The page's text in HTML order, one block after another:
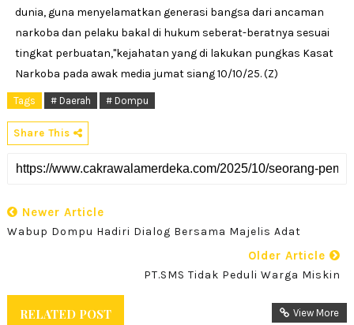
dunia, guna menyelamatkan generasi bangsa dari ancaman
narkoba dan pelaku bakal di hukum seberat-beratnya sesuai
tingkat perbuatan,"kejahatan yang di lakukan pungkas Kasat
Narkoba pada awak media jumat siang 10/10/25. (Z)
Tags # Daerah # Dompu
Share This
Newer Article
Wabup Dompu Hadiri Dialog Bersama Majelis Adat
Older Article
PT.SMS Tidak Peduli Warga Miskin
RELATED POST View More